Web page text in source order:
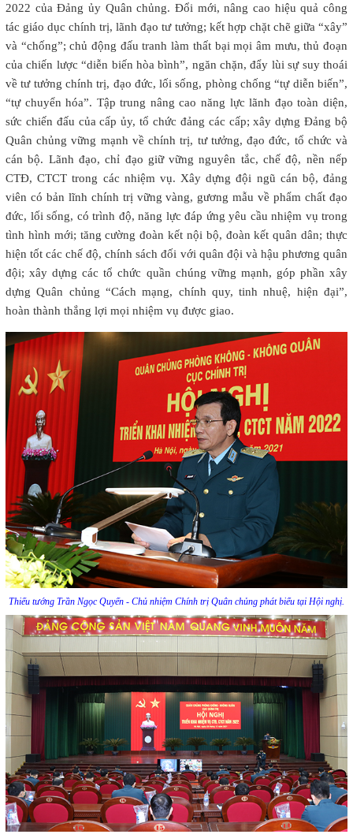
2022 của Đảng ủy Quân chủng. Đổi mới, nâng cao hiệu quả công
tác giáo dục chính trị, lãnh đạo tư tưởng; kết hợp chặt chẽ giữa “xây”
và “chống”; chủ động đấu tranh làm thất bại mọi âm mưu, thủ đoạn
của chiến lược “diễn biến hòa bình”, ngăn chặn, đẩy lùi sự suy thoái
về tư tưởng chính trị, đạo đức, lối sống, phòng chống “tự diễn biến”,
“tự chuyển hóa”. Tập trung nâng cao năng lực lãnh đạo toàn diện,
sức chiến đấu của cấp ủy, tổ chức đảng các cấp; xây dựng Đảng bộ
Quân chủng vững mạnh về chính trị, tư tưởng, đạo đức, tổ chức và
cán bộ. Lãnh đạo, chỉ đạo giữ vững nguyên tắc, chế độ, nền nếp
CTĐ, CTCT trong các nhiệm vụ. Xây dựng đội ngũ cán bộ, đảng
viên có bản lĩnh chính trị vững vàng, gương mẫu về phẩm chất đạo
đức, lối sống, có trình độ, năng lực đáp ứng yêu cầu nhiệm vụ trong
tình hình mới; tăng cường đoàn kết nội bộ, đoàn kết quân dân; thực
hiện tốt các chế độ, chính sách đối với quân đội và hậu phương quân
đội; xây dựng các tổ chức quần chúng vững mạnh, góp phần xây
dựng Quân chủng “Cách mạng, chính quy, tinh nhuệ, hiện đại”,
hoàn thành thắng lợi mọi nhiệm vụ được giao.
Thiếu tướng Trần Ngọc Quyến - Chủ nhiệm Chính trị Quân chủng phát biểu tại Hội nghị.